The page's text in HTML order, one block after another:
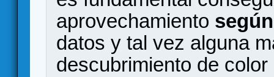
aprovechamiento
datos y tal vez alguna
descubrimiento de